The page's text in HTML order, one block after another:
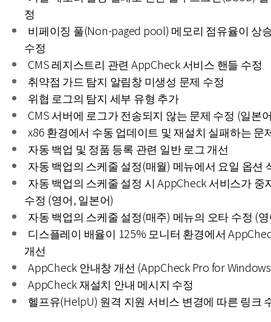
정
비페이징 풀(Non-paged pool) 메모리 점유율이 상
수정
CMS 레지스트리 관련 AppCheck 서비스 핸들 수정
취약점 가드 탐지 알림창 미생성 문제 수정
위협 로그의 탐지 세부 유형 추가
CMS 서버에 로그가 전송되지 않는 문제 수정 (일본
x86 환경에서 수동 업데이트 및 재설치 실패하는 문
자동 백업 및 정품 등록 관련 일반 로그 개선
자동 백업의 스케줄 설정(매월) 메뉴에서 요일 옵션
자동 백업의 스케줄 설정 시 AppCheck 서비스가 중
수정 (영어, 일본어)
자동 백업의 스케줄 설정(매주) 메뉴의 오타 수정 (
디스플레이 배율이 125% 모니터 환경에서
개선
AppCheck 안내창 개선 (AppCheck Pro for
AppCheck 재설치 안내 메시지 수정
헬프유(HelpU) 원격 지원 서비스 변경에 따른 링크